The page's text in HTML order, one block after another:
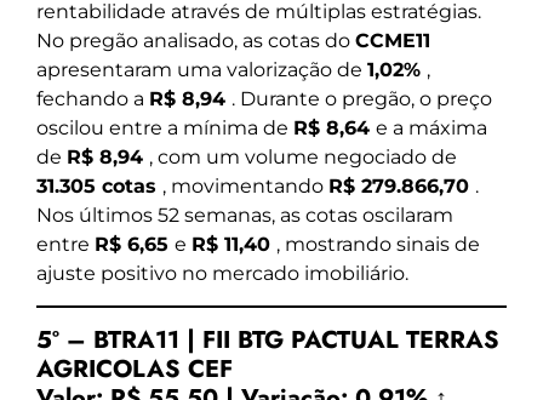
rentabilidade através de múltiplas estratégias.
No pregão analisado, as cotas do CCME11
apresentaram uma valorização de 1,02% ,
fechando a R$ 8,94 . Durante o pregão, o preço
oscilou entre a mínima de R$ 8,64 e a máxima
de R$ 8,94 , com um volume negociado de
31.305 cotas , movimentando R$ 279.866,70 .
Nos últimos 52 semanas, as cotas oscilaram
entre R$ 6,65 e R$ 11,40 , mostrando sinais de
ajuste positivo no mercado imobiliário.
5º – BTRA11 | FII BTG PACTUAL TERRAS
AGRICOLAS CEF